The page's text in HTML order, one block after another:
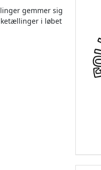
gemmer sig
i løbet